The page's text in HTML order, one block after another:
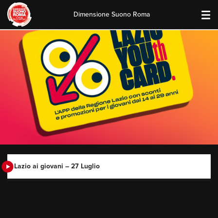
content
Dimensione Suono Roma
Lazio ai giovani – 27 Luglio